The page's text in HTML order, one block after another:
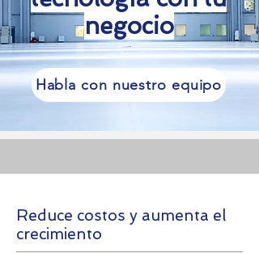
Reduce costos y aumenta el
crecimiento
negocio
Habla con nuestro equipo